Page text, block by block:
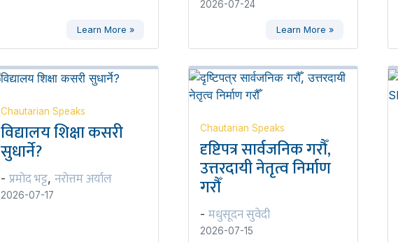
Learn More »
2026-07-24
Learn More »
Chautarian Speaks
विद्यालय शिक्षा कसरी
सुधार्ने?
- प्रमोद भट्ट, नरोत्तम अर्याल
2026-07-17
Chautarian Speaks
दृष्टिपत्र सार्वजनिक गरौँ,
उत्तरदायी नेतृत्व निर्माण
गरौँ
- मधुसूदन सुवेदी
2026-07-15